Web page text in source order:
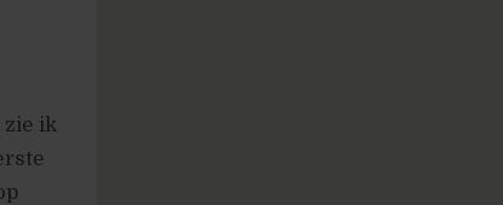
zie ik